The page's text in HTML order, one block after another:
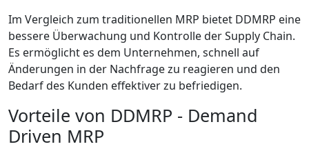
Im Vergleich zum traditionellen MRP bietet DDMRP eine
bessere Überwachung und Kontrolle der Supply Chain.
Es ermöglicht es dem Unternehmen, schnell auf
Änderungen in der Nachfrage zu reagieren und den
Bedarf des Kunden effektiver zu befriedigen.
Vorteile von DDMRP - Demand
Driven MRP